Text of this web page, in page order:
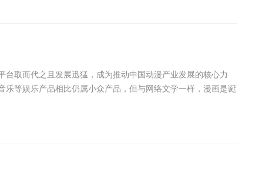
台取而代之且发展迅猛，成为推动中国动漫产业发展的核心力
乐等娱乐产品相比仍属小众产品，但与网络文学一样，漫画是诞